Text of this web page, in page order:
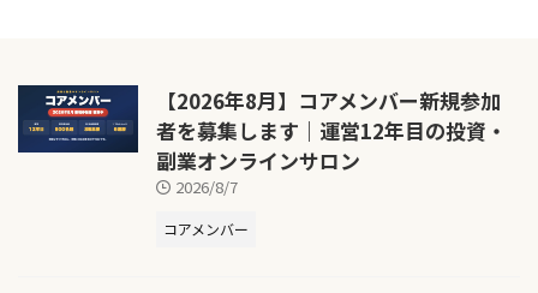
【2026年8月】コアメンバー新規参加
者を募集します｜運営12年目の投資・
副業オンラインサロン
2026/8/7
コアメンバー